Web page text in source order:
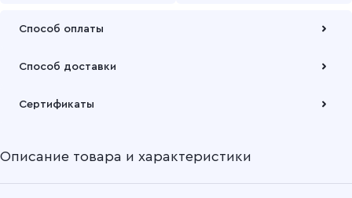
Способ оплаты
Способ доставки
наших складов или через транспортную компанию на Ваш
Подробнее
Сертификаты
Описание товара и характеристики